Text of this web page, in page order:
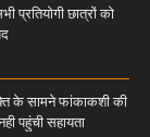
प्रतियोगी छात्रों को
के सामने फांकाकशी की
पहुंची सहायता